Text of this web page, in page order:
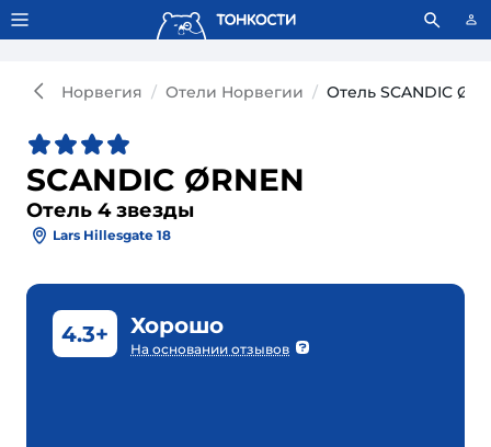
Тонкости используют сookie-файлы. Что это значит?
Норвегия Отели Норвегии Отель SCANDIC
SCANDIC ØRNEN
Отель 4 звезды
Lars Hillesgate 18
4.3+ Хорошо
На основании отзывов